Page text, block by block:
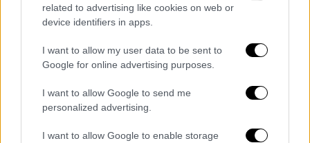
related to advertising like cookies on web or
device identifiers in apps.
I want to allow my user data to be sent to
Google for online advertising purposes.
I want to allow Google to send me
personalized advertising.
I want to allow Google to enable storage
Ωστόσο, το γεγονός αυτό αλλά και το
σενάριομε πτώματα σκορπισμένα στον Ιερό
βράχοέκαναν το ΚΑΣνα απορρίψει το αίτημα
του Γιώργου Λάνθιμου. Το ΚΑΣ φαίνεται
αντιπρότεινε το Λόφο του Φιλοπάππου